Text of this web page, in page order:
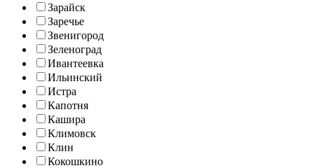
Зарайск
Заречье
Звенигород
Зеленоград
Ивантеевка
Ильинский
Истра
Капотня
Кашира
Климовск
Клин
Кокошкино